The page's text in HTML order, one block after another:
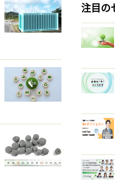
注目の